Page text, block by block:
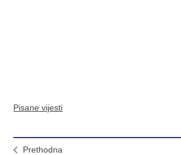
Pisane vijesti
Prethodna